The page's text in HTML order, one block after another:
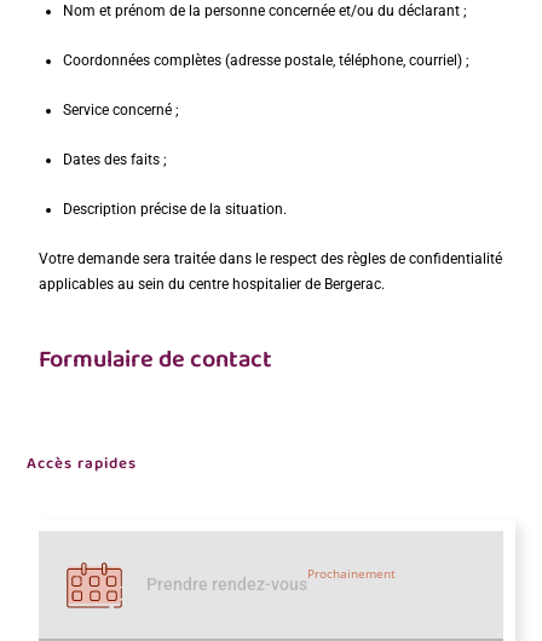
Nom et prénom de la personne concernée et/ou du déclarant ;
Coordonnées complètes (adresse postale, téléphone, courriel) ;
Service concerné ;
Dates des faits ;
Description précise de la situation.
Votre demande sera traitée dans le respect des règles de confidentialité
applicables au sein du centre hospitalier de Bergerac.
Formulaire de contact
Accès rapides
Prendre rendez-vous
Prochainement